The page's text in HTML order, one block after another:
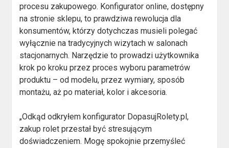
procesu zakupowego. Konfigurator online, dostępny
na stronie sklepu, to prawdziwa rewolucja dla
konsumentów, którzy dotychczas musieli polegać
wyłącznie na tradycyjnych wizytach w salonach
stacjonarnych. Narzędzie to prowadzi użytkownika
krok po kroku przez proces wyboru parametrów
produktu – od modelu, przez wymiary, sposób
montażu, aż po materiał, kolor i akcesoria.
„Odkąd odkryłem konfigurator DopasujRolety.pl,
zakup rolet przestał być stresującym
doświadczeniem. Mogę spokojnie przemyśleć